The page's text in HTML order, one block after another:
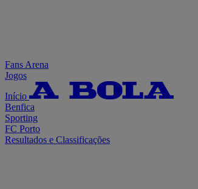
Fans Arena
Jogos
Início
Benfica
Sporting
FC Porto
Resultados e Classificações